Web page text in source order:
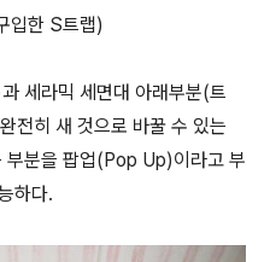
입한 S트랩)
세라믹 세면대 아래부분(트
전히 새 것으로 바꿀 수 있는
부분을 팝업(Pop Up)이라고 부
하다.